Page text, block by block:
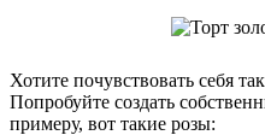
Хотите почувствовать себя
Попробуйте создать
примеру, вот такие розы: